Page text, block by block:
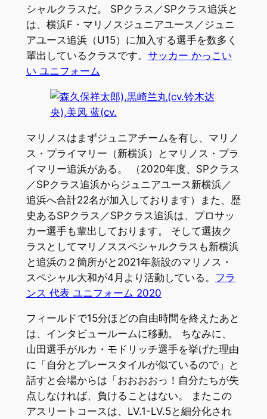
シャルクラスだ。 SPクラス／SPクラス追浜と
は、横浜F・マリノスジュニアユース／ジュニ
アユース追浜（U15）に加入する選手を数多く
輩出しているクラスです。 サッカー かっこい
い ユニフォーム
マリノスはまずジュニアチームを有し、マリノ
ス・プライマリー（新横浜）とマリノス・プラ
イマリー追浜がある。 （2020年度、SPクラス
／SPクラス追浜からジュニアユース新横浜／
追浜へ合計22名が加入しております）また、歴
史あるSPクラス／SPクラス追浜は、プロサッ
カー選手も輩出しております。 そして選抜ク
ラスとしてマリノススペシャルクラスも新横浜
と追浜の２箇所がと2021年新設のマリノス・
スペシャル大和が4月より活動している。 フラ
ンス 代表 ユニフォーム 2020
フィールドで15分ほどの自由時間を終えたあと
は、インタビュールームに移動。 ちなみに、
山田選手がルカ・モドリッチ選手を挙げた理由
に「自分とプレースタイルが似ているので」と
話すと会場からは「おおおおっ！自分たちが失
点しなければ、負けることはない。 またこの
アスリートコースは、LV.1-LV.5と細分化され